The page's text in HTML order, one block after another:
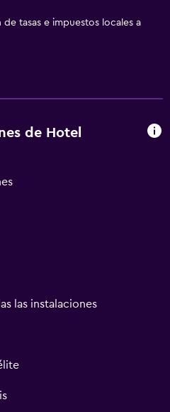
tasas e impuestos locales a
de Hotel
las instalaciones